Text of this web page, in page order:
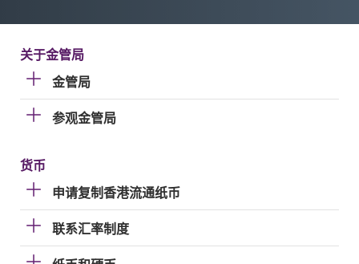
关于金管局
金管局
参观金管局
货币
申请复制香港流通纸币
联系汇率制度